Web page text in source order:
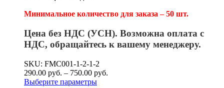
Минимальное количество для заказа – 50 шт.
Цена без НДС (УСН). Возможна оплата с
НДС, обращайтесь к вашему менеджеру.
SKU: FMC001-1-2-1-2
290.00 руб. – 750.00 руб.
Выберите параметры